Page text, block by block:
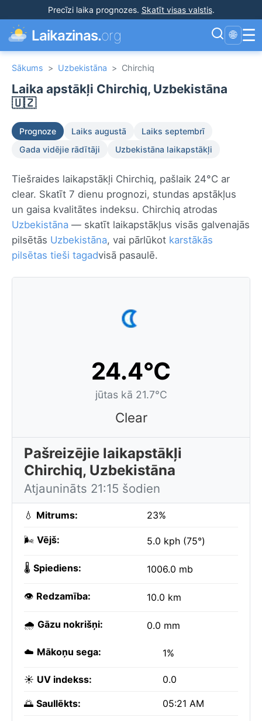
Precīzi laika prognozes. Skatīt visas valstis.
Laikazinas.org 🌐 ☰
Sākums > Uzbekistāna > Chirchiq
Laika apstākļi Chirchiq, Uzbekistāna
🇺🇿
Prognoze Laiks augustā
Laiks septembrī
Gada vidējie rādītāji
Uzbekistāna laikapstākļi
Tiešraides laikapstākļi Chirchiq, pašlaik 24°C ar
clear. Skatīt 7 dienu prognozi, stundas apstākļus
un gaisa kvalitātes indeksu. Chirchiq atrodas
Uzbekistāna — skatīt laikapstākļus visās galvenajās
pilsētās Uzbekistāna, vai pārlūkot karstākās
pilsētas tieši tagadvisā pasaulē.
24.4°C
jūtas kā 21.7°C
Clear
Pašreizējie laikapstākļi
Chirchiq, Uzbekistāna
Atjaunināts 21:15 šodien
💧 Mitrums: 23%
🌬️ Vējš: 5.0 kph (75°)
🌡️ Spiediens: 1006.0 mb
👁️ Redzamība: 10.0 km
🌧️ Gāzu nokrišņi: 0.0 mm
☁️ Mākoņu sega: 1%
☀️ UV indekss: 0.0
🌅 Saullēkts: 05:21 AM